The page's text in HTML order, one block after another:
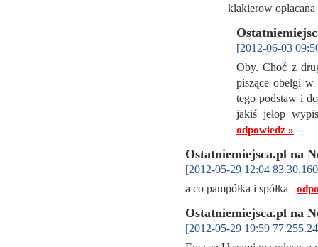
klakierow
[2012-06-03
Oby. Choć z
piszące obelgi w
tego podstaw i
jakiś jełop
odpowiedz »
Ostatniemiejsca.pl na
[2012-05-29 12:04
a co pampółka i spółka
Ostatniemiejsca.pl na
[2012-05-29 19:59